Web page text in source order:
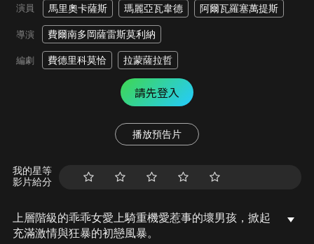
演員 馬里奧卡薩斯 瑪麗亞瓦韋德 阿爾瓦羅塞萬提斯
導演 費爾南多岡薩雷斯莫利納
編劇 費德里科莫恰 拉蒙薩拉哲
請先登入
播放預告片
我的星等
影片給分
上層階級的乖乖女愛上騎重機愛惹事的壞男孩，掀起
充滿激情與狂暴的初戀風暴。